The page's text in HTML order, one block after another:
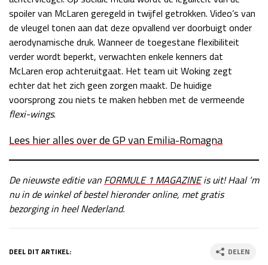
spoiler van McLaren geregeld in twijfel getrokken. Video’s van
de vleugel tonen aan dat deze opvallend ver doorbuigt onder
aerodynamische druk. Wanneer de toegestane flexibiliteit
verder wordt beperkt, verwachten enkele kenners dat
McLaren erop achteruitgaat. Het team uit Woking zegt
echter dat het zich geen zorgen maakt. De huidige
voorsprong zou niets te maken hebben met de vermeende
flexi-wings.
Lees hier alles over de GP van Emilia-Romagna
De nieuwste editie van FORMULE 1 MAGAZINEis uit! Haal ‘m
nu in de winkel of bestel hieronder online, met gratis
bezorging in heel Nederland.
DEEL DIT ARTIKEL: DELEN